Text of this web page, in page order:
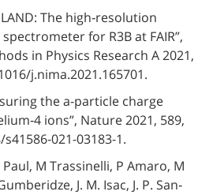
The high‐resolution
for R3B at FAIR”,
in Physics Research A 2021,
j.nima.2021.165701.
thea-particle charge
ions”, Nature 2021, 589,
s41586-021-03183-1.
Paul, M Trassinelli, P Amaro, M
J. M. Isac, J. P. San‐